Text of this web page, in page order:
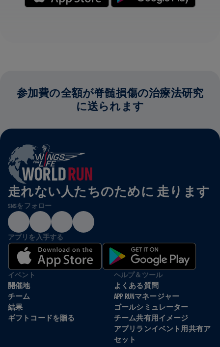
参加費の全額が脊髄損傷の治療法研究
に送られます
走れない人たちのために 走ります
SNSをフォロー
アプリを入手する
イベント
開催地
チーム
結果
ギフトコードを贈る
ヘルプ＆ツール
よくある質問
APP RUNマネージャー
ゴールシミュレーター
チーム共有用イメージ
アプリランイベント用共有ア
セット